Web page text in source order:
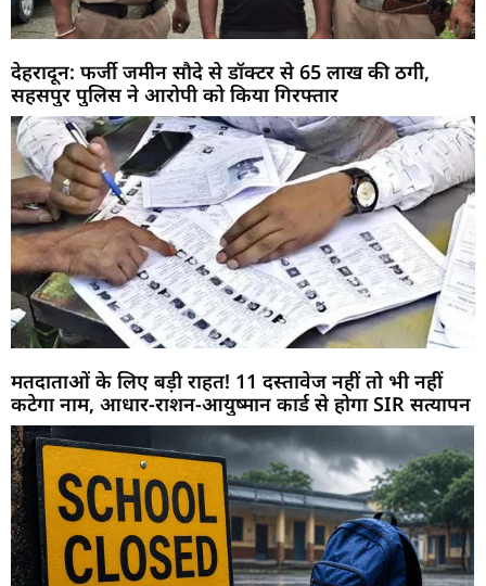
देहरादून: फर्जी जमीन सौदे से डॉक्टर से 65 लाख की ठगी,
सहसपुर पुलिस ने आरोपी को किया गिरफ्तार
मतदाताओं के लिए बड़ी राहत! 11 दस्तावेज नहीं तो भी नहीं
कटेगा नाम, आधार-राशन-आयुष्मान कार्ड से होगा SIR सत्यापन